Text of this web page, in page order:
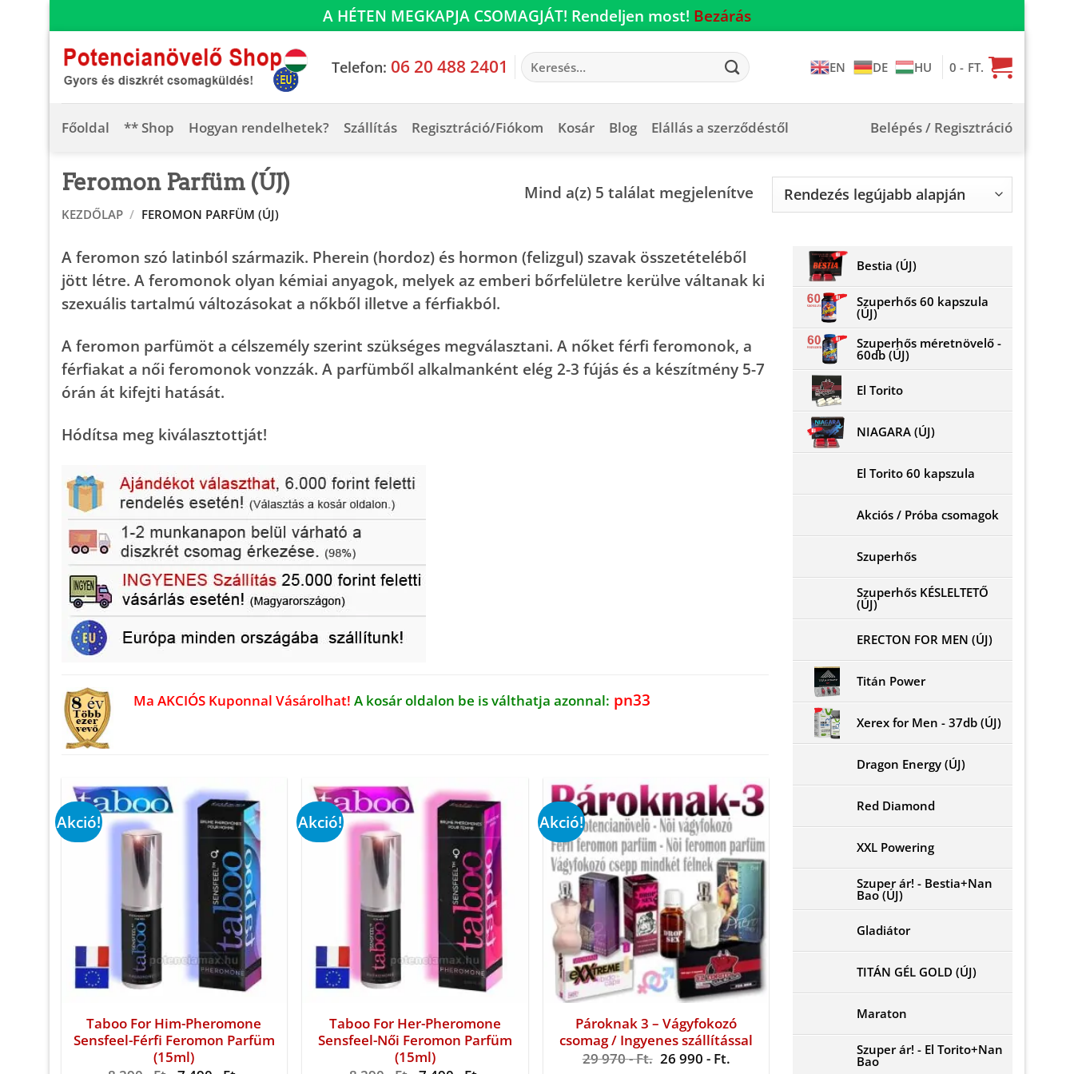
A HÉTEN MEGKAPJA CSOMAGJÁT! Rendeljen most! Bezárás
to
content
Telefon: 06 20 488 2401
Keresés
a
EN DE HU 0- FT.
Főoldal ** Shop Hogyan rendelhetek? Szállítás Regisztráció/Fiókom Kosár Blog Elállás a szerződéstől Belépés / Regisztráció
Feromon Parfüm (ÚJ)
KEZDŐLAP / FEROMON PARFÜM (ÚJ)
Mind a(z) 5 találat megjelenítveSorted
A feromon szó latinból származik. Pherein (hordoz) és hormon (felizgul) szavak összetételéből
jött létre. A feromonok olyan kémiai anyagok, melyek az emberi bőrfelületre kerülve váltanak ki
szexuális tartalmú változásokat a nőkből illetve a férfiakból.
A feromon parfümöt a célszemély szerint szükséges megválasztani. A nőket férfi feromonok, a
férfiakat a női feromonok vonzzák. A parfümből alkalmanként elég 2-3 fújás és a készítmény 5-7
órán át kifejti hatását.
Hódítsa meg kiválasztottját!
Ma AKCIÓS Kuponnal Vásárolhat!A kosár oldalon be is válthatja azonnal: pn33
Akció!
Taboo For Him-Pheromone
Sensfeel-Férfi Feromon Parfüm
(15ml)
Akció!
Taboo For Her-Pheromone
Sensfeel-Női Feromon Parfüm
(15ml)
Akció!
Pároknak 3 – Vágyfokozó
csomag / Ingyenes szállítással
29 970- Ft. Original
26 990 - Ft.Current
Bestia (ÚJ)
Szuperhős 60 kapszula
(ÚJ)
Szuperhős méretnövelő -
60db (ÚJ)
El Torito
NIAGARA (ÚJ)
El Torito 60 kapszula
Akciós / Próba csomagok
Szuperhős
Szuperhős KÉSLELTETŐ
(ÚJ)
ERECTON FOR MEN (ÚJ)
Titán Power
Xerex for Men - 37db (ÚJ)
Dragon Energy (ÚJ)
Red Diamond
XXL Powering
Szuper ár! - Bestia+Nan
Bao (ÚJ)
Gladiátor
TITÁN GÉL GOLD (ÚJ)
Maraton
Szuper ár! - El Torito+Nan
Bao